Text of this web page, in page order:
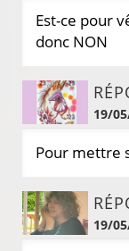
Est-ce pour
donc NON
19/
Pour mettre
19/